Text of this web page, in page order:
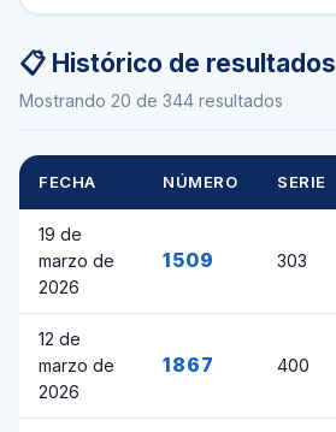
📋 Histórico de resultados
Mostrando 20 de 344 resultados
FECHA NÚMERO SERIE
19 de
marzo de
2026
1509 303
12 de
marzo de
2026
1867 400